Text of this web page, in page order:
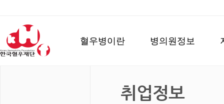
혈우병이란 병의원정보
취업정보